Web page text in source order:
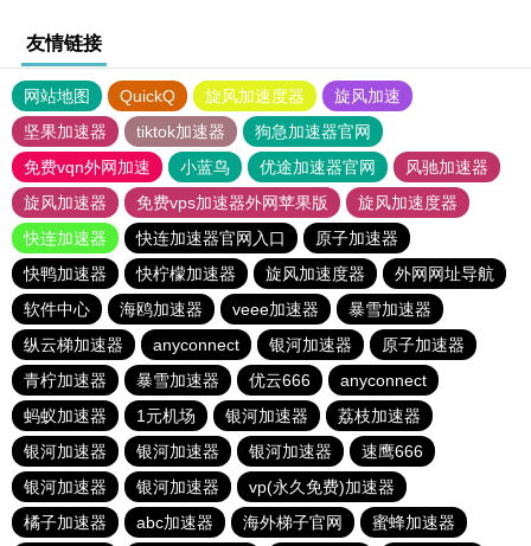
友情链接
网站地图 QuickQ 旋风加速度器
旋风加速
坚果加速器
tiktok加速器
狗急加速器官网
免费vqn外网加速
小蓝鸟 优途加速器官网
风驰加速器
旋风加速器
免费vps加速器外网苹果版
旋风加速度器
快连加速器
快连加速器官网入口
原子加速器
快鸭加速器
快柠檬加速器 旋风加速度器
外网网址导航
软件中心
海鸥加速器 veee加速器
暴雪加速器
纵云梯加速器
anyconnect 银河加速器
原子加速器
青柠加速器
暴雪加速器 优云666
anyconnect
蚂蚁加速器
1元机场 银河加速器
荔枝加速器
银河加速器
银河加速器 银河加速器
速鹰666
银河加速器
银河加速器
vp(永久免费)加速器
橘子加速器
abc加速器 海外梯子官网 蜜蜂加速器